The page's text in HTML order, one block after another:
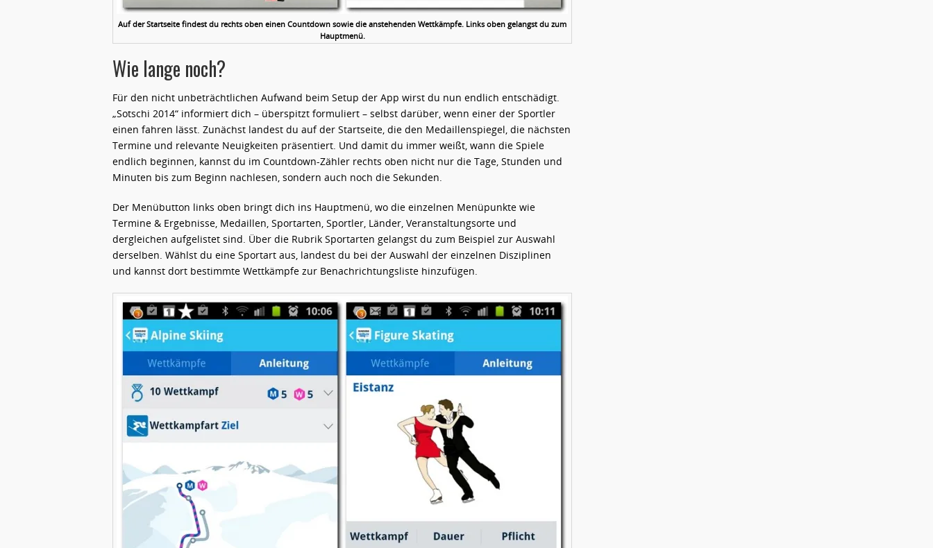
Auf der Startseite findest du rechts oben einen Countdown sowie die anstehenden Wettkämpfe. Links oben gelangst du zum
Hauptmenü.
Wie lange noch?
Für den nicht unbeträchtlichen Aufwand beim Setup der App wirst du nun endlich entschädigt.
„Sotschi 2014“ informiert dich – überspitzt formuliert – selbst darüber, wenn einer der Sportler
einen fahren lässt. Zunächst landest du auf der Startseite, die den Medaillenspiegel, die nächsten
Termine und relevante Neuigkeiten präsentiert. Und damit du immer weißt, wann die Spiele
endlich beginnen, kannst du im Countdown-Zähler rechts oben nicht nur die Tage, Stunden und
Minuten bis zum Beginn nachlesen, sondern auch noch die Sekunden.
Der Menübutton links oben bringt dich ins Hauptmenü, wo die einzelnen Menüpunkte wie
Termine & Ergebnisse, Medaillen, Sportarten, Sportler, Länder, Veranstaltungsorte und
dergleichen aufgelistet sind. Über die Rubrik Sportarten gelangst du zum Beispiel zur Auswahl
derselben. Wählst du eine Sportart aus, landest du bei der Auswahl der einzelnen Disziplinen
und kannst dort bestimmte Wettkämpfe zur Benachrichtungsliste hinzufügen.